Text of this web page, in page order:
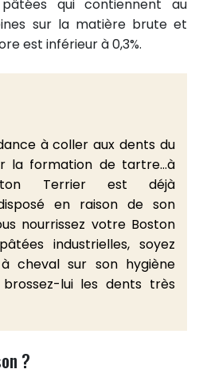
qui contiennent au
sur la matière brute et
est inférieur à 0,3%.
à coller aux dents du
la formation de tartre…à
Terrier est déjà
en raison de son
nourrissez votre Boston
industrielles, soyez
cheval sur son hygiène
lui les dents très
?